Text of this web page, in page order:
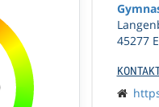
45277